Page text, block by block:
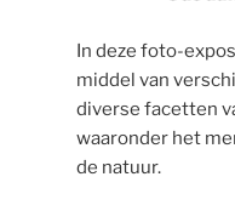
In deze foto-
middel van
diverse facetten
waaronder het
de natuur.